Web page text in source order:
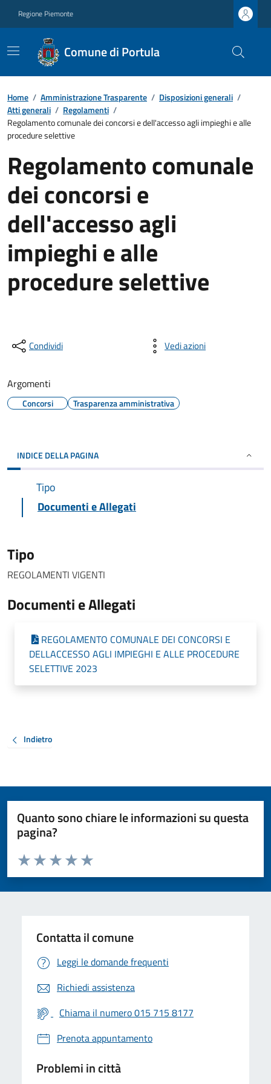
Regione Piemonte
Comune di Portula
Home / Amministrazione Trasparente / Disposizioni generali /
Atti generali / Regolamenti /
Regolamento comunale dei concorsi e dell'accesso agli impieghi e alle
procedure selettive
Regolamento comunale
dei concorsi e
dell'accesso agli
impieghi e alle
procedure selettive
Condividi Vedi azioni
Argomenti
Concorsi Trasparenza amministrativa
INDICE DELLA PAGINA
Tipo
Documenti e Allegati
Tipo
REGOLAMENTI VIGENTI
Documenti e Allegati
REGOLAMENTO COMUNALE DEI CONCORSI E
DELLACCESSO AGLI IMPIEGHI E ALLE PROCEDURE
SELETTIVE 2023
Indietro
Quanto sono chiare le informazioni su questa
pagina?
Valuta da 1 a 5 stelle la pagina
Valuta 5 stelle su 5
Valuta 4 stelle su 5
Valuta 3 stelle su 5
Valuta 2 stelle su 5
Valuta 1 stelle su 5
Contatta il comune
Leggi le domande frequenti
Richiedi assistenza
Chiama il numero 015 715 8177
Prenota appuntamento
Problemi in città